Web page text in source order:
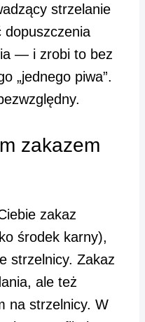
strzelanie
dopuszczenia
— i zrobi to bez
„jednego piwa”.
zakazem
zakaz
środek karny),
strzelnicy. Zakaz
ale też
na strzelnicy. W